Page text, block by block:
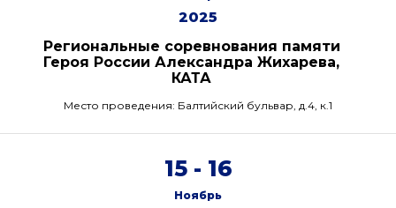
2025
Региональные соревнования памяти
Героя России Александра Жихарева,
КАТА
Место проведения: Балтийский бульвар, д.4, к.1
15 - 16
Ноябрь